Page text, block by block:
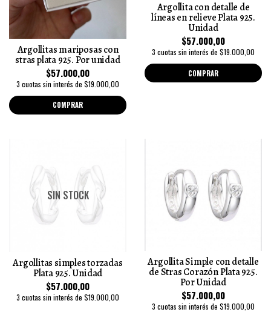
Argollitas mariposas con
stras plata 925. Por unidad
$57.000,00
3 cuotas sin interés de $19.000,00
COMPRAR
Argollita con detalle de
líneas en relieve Plata 925.
Unidad
$57.000,00
3 cuotas sin interés de $19.000,00
COMPRAR
SIN STOCK
Argollitas simples torzadas
Plata 925. Unidad
$57.000,00
3 cuotas sin interés de $19.000,00
Argollita Simple con detalle
de Stras Corazón Plata 925.
Por Unidad
$57.000,00
3 cuotas sin interés de $19.000,00